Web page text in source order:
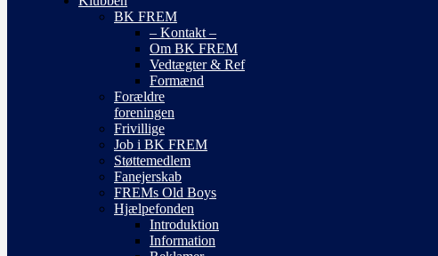
BK FREM
– Kontakt –
Om BK FREM
Vedtægter & Ref
Formænd
Forældre
foreningen
Frivillige
Job i BK FREM
Støttemedlem
Fanejerskab
FREMs Old Boys
Hjælpefonden
Introduktion
Information